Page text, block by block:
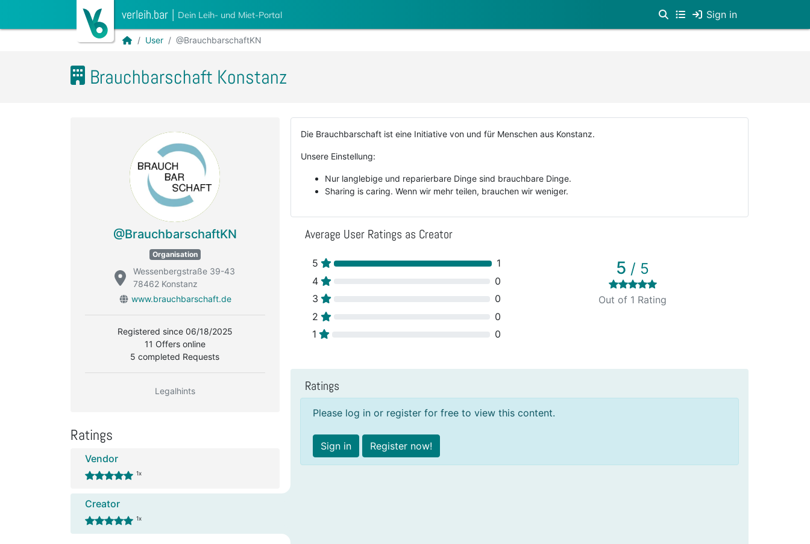
verleih.bar | Dein Leih- und Miet-Portal Sign in
User @BrauchbarschaftKN
Brauchbarschaft Konstanz
@BrauchbarschaftKN
Organisation
Wessenbergstraße 39-43
78462 Konstanz
www.brauchbarschaft.de
Registered since 06/18/2025
11 Offers online
5 completed Requests
Legalhints
Ratings
Vendor
1x
Creator
1x
Die Brauchbarschaft ist eine Initiative von und für Menschen aus Konstanz.
Unsere Einstellung:
Nur langlebige und reparierbare Dinge sind brauchbare Dinge.
Sharing is caring. Wenn wir mehr teilen, brauchen wir weniger.
Average User Ratings as Creator
5
1
4
0
3
0
2
0
1
0
5 / 5
Out of 1 Rating
Ratings
Please log in or register for free to view this content.
Sign in Register now!